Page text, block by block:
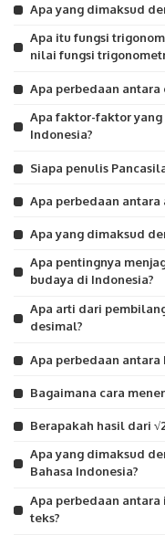
Apa yang dimaksud
Apa itu fungsi
nilai fungsi
Apa perbedaan antara
Apa faktor-faktor
Indonesia?
Siapa penulis
Apa perbedaan
Apa yang dimaksud
Apa pentingnya
budaya di Indonesia?
Apa arti dari
desimal?
Apa perbedaan
Bagaimana cara
Berapakah hasil dari
Apa yang dimaksud
Bahasa Indonesia?
Apa perbedaan
teks?